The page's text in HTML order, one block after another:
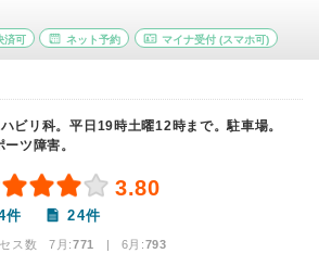
済可 ネット予約 マイナ受付 (スマホ可)
ビリ科。平日19時土曜12時まで。駐車場。
ツ障害。
3.80
件 24件
ス数 7月:771 | 6月:793